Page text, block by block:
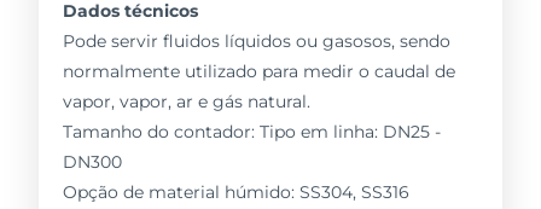
Dados técnicos
Pode servir fluidos líquidos ou gasosos, sendo
normalmente utilizado para medir o caudal de
vapor, vapor, ar e gás natural.
Tamanho do contador: Tipo em linha: DN25 -
DN300
Opção de material húmido: SS304, SS316